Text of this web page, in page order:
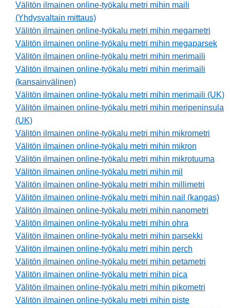
Välitön ilmainen online-työkalu metri mihin maili
(Yhdysvaltain mittaus)
Välitön ilmainen online-työkalu metri mihin megametri
Välitön ilmainen online-työkalu metri mihin megaparsek
Välitön ilmainen online-työkalu metri mihin merimaili
Välitön ilmainen online-työkalu metri mihin merimaili
(kansainvälinen)
Välitön ilmainen online-työkalu metri mihin merimaili (UK)
Välitön ilmainen online-työkalu metri mihin meripeninsula
(UK)
Välitön ilmainen online-työkalu metri mihin mikrometri
Välitön ilmainen online-työkalu metri mihin mikron
Välitön ilmainen online-työkalu metri mihin mikrotuuma
Välitön ilmainen online-työkalu metri mihin mil
Välitön ilmainen online-työkalu metri mihin millimetri
Välitön ilmainen online-työkalu metri mihin nail (kangas)
Välitön ilmainen online-työkalu metri mihin nanometri
Välitön ilmainen online-työkalu metri mihin ohra
Välitön ilmainen online-työkalu metri mihin parsekki
Välitön ilmainen online-työkalu metri mihin perch
Välitön ilmainen online-työkalu metri mihin petametri
Välitön ilmainen online-työkalu metri mihin pica
Välitön ilmainen online-työkalu metri mihin pikometri
Välitön ilmainen online-työkalu metri mihin piste